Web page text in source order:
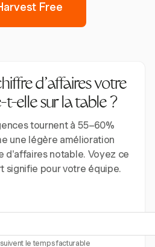
Free
d'affaires votre
t-elle sur la table ?
tournent à 55–60%
une légère amélioration
d'affaires notable. Voyez ce
signifie pour votre équipe.
le temps facturable